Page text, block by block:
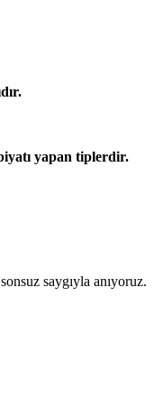
yapan tiplerdir.
saygıyla anıyoruz.